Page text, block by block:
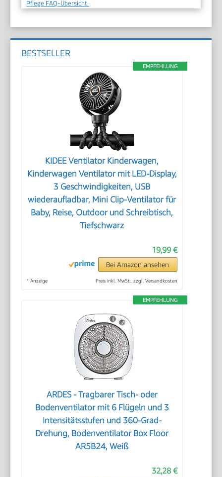
Pflege FAQ-Übersicht.
BESTSELLER
EMPFEHLUNG
KIDEE Ventilator Kinderwagen,
Kinderwagen Ventilator mit LED-Display,
3 Geschwindigkeiten, USB
wiederaufladbar, Mini Clip-Ventilator für
Baby, Reise, Outdoor und Schreibtisch,
Tiefschwarz
19,99 €
Bei Amazon ansehen
* Anzeige Preis inkl. MwSt., zzgl. Versandkosten
EMPFEHLUNG
ARDES - Tragbarer Tisch- oder
Bodenventilator mit 6 Flügeln und 3
Intensitätsstufen und 360-Grad-
Drehung, Bodenventilator Box Floor
AR5B24, Weiß
32,28 €